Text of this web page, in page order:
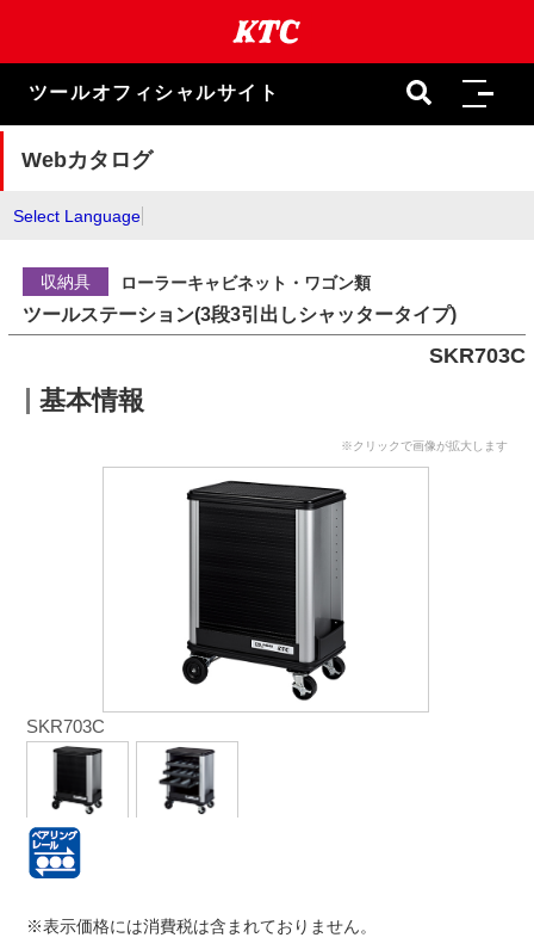
ま
キ
ツールオフィシャルサイト
Webカタログ
Select Language
収納具 ローラーキャビネット・ワゴン類
ツールステーション(3段3引出しシャッタータイプ)
SKR703C
基本情報
※クリックで画像が拡大します
SKR703C
※表示価格には消費税は含まれておりません。